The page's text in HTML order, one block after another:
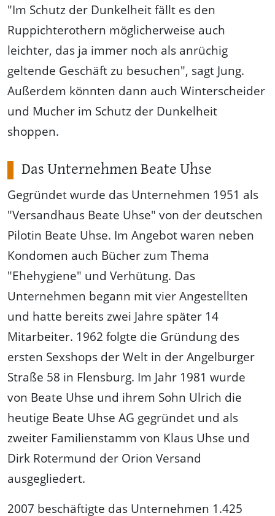
"Im Schutz der Dunkelheit fällt es den
Ruppichterothern möglicherweise auch
leichter, das ja immer noch als anrüchig
geltende Geschäft zu besuchen", sagt Jung.
Außerdem könnten dann auch Winterscheider
und Mucher im Schutz der Dunkelheit
shoppen.
Das Unternehmen Beate Uhse
Gegründet wurde das Unternehmen 1951 als
"Versandhaus Beate Uhse" von der deutschen
Pilotin Beate Uhse. Im Angebot waren neben
Kondomen auch Bücher zum Thema
"Ehehygiene" und Verhütung. Das
Unternehmen begann mit vier Angestellten
und hatte bereits zwei Jahre später 14
Mitarbeiter. 1962 folgte die Gründung des
ersten Sexshops der Welt in der Angelburger
Straße 58 in Flensburg. Im Jahr 1981 wurde
von Beate Uhse und ihrem Sohn Ulrich die
heutige Beate Uhse AG gegründet und als
zweiter Familienstamm von Klaus Uhse und
Dirk Rotermund der Orion Versand
ausgegliedert.
2007 beschäftigte das Unternehmen 1.425